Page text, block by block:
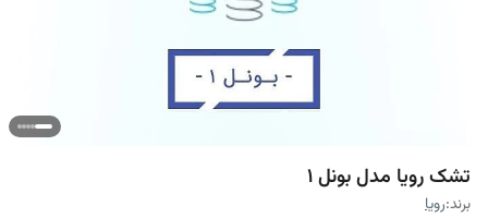
تشک رویا مدل بونل 1
برند:رویا